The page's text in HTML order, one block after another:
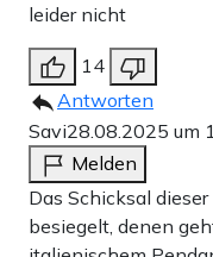
leider nicht
14
Antworten
Savi28.08.2025 um
Melden
Das Schicksal
besiegelt, denen